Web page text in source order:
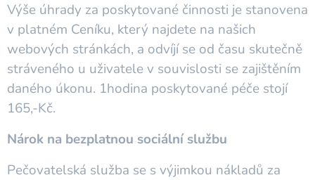
Výše úhrady za poskytované činnosti je stanovena
v platném Ceníku, který najdete na našich
webových stránkách, a odvíjí se od času skutečně
stráveného u uživatele v souvislosti se zajištěním
daného úkonu. 1hodina poskytované péče stojí
165,-Kč.
Nárok na bezplatnou sociální službu
Pečovatelská služba se s výjimkou nákladů za